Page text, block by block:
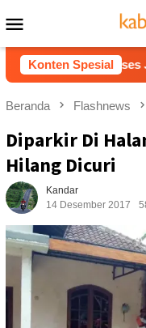
ke
kontenMobile
Konten Spesial
Akses Jalan
Beranda Flashnews
Diparkir Di
Hilang Dicuri
Kandar
14 Desember 2017